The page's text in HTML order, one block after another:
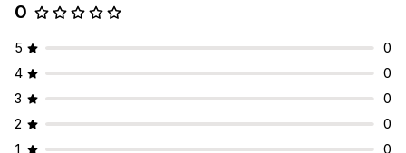
0
5
0
4
0
3
0
2
0
1
0